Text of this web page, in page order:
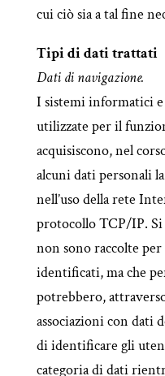
cui ciò sia a tal fine
Tipi di dati trattati
Dati di navigazione.
I sistemi informatici
utilizzate per il
acquisiscono, nel
alcuni dati personali
nell’uso della rete
protocollo TCP/IP.
non sono raccolte per
identificati, ma che
potrebbero,
associazioni con dati
di identificare gli
categoria di dati